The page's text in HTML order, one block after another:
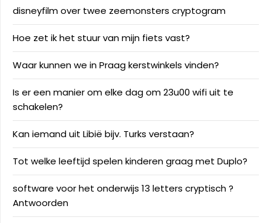
disneyfilm over twee zeemonsters cryptogram
Hoe zet ik het stuur van mijn fiets vast?
Waar kunnen we in Praag kerstwinkels vinden?
Is er een manier om elke dag om 23u00 wifi uit te
schakelen?
Kan iemand uit Libië bijv. Turks verstaan?
Tot welke leeftijd spelen kinderen graag met Duplo?
software voor het onderwijs 13 letters cryptisch ?
Antwoorden